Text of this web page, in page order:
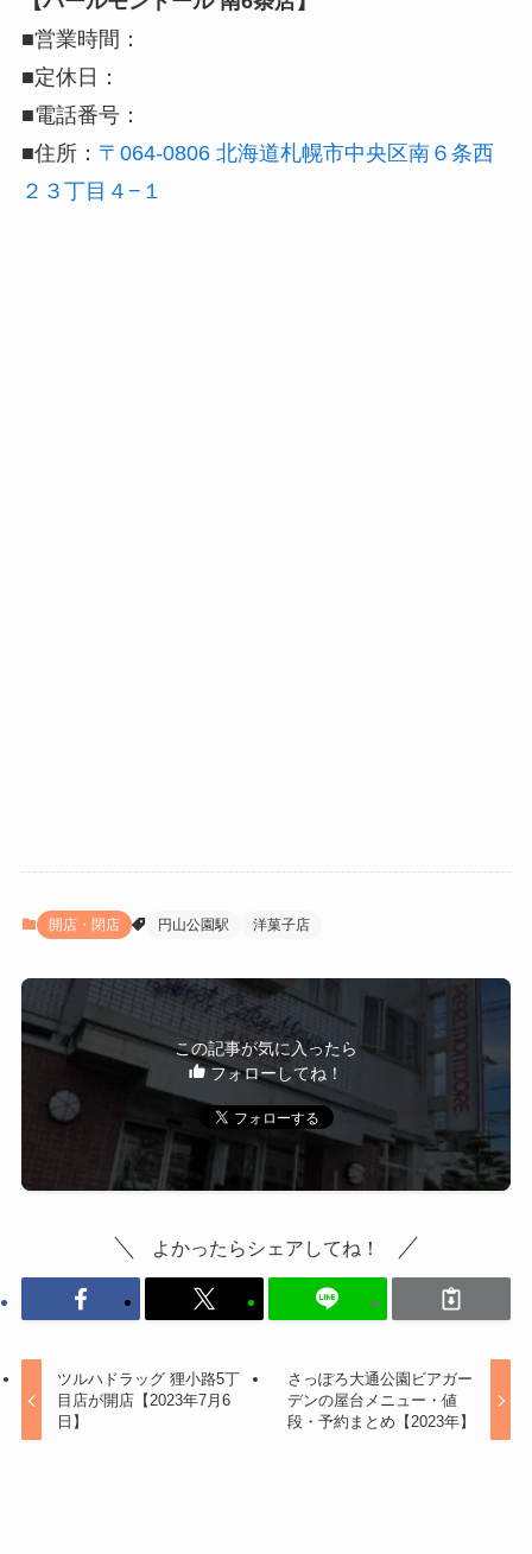
■営業時間：
■定休日：
■電話番号：
■住所： 〒064-0806 北海道札幌市中央区南６条西
２３丁目４−１
開店・閉店 円山公園駅 洋菓子店
この記事が気に入ったら
フォローしてね！
よかったらシェアしてね！
ツルハドラッグ 狸小路5丁
目店が開店【2023年7月6
日】
さっぽろ大通公園ビアガー
デンの屋台メニュー・値
段・予約まとめ【2023年】